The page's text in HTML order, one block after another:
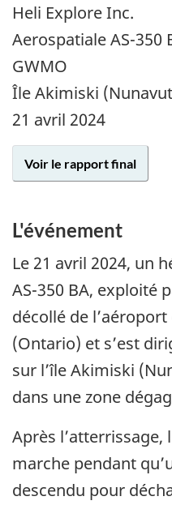
Heli Explore Inc.
Aerospatiale AS-350
GWMO
Île Akimiski
21 avril 2024
Voir le rapport final
L'événement
Le 21 avril 2024, un
AS-350 BA, exploité
décollé de
(Ontario) et s’est
sur l’île Akimiski
dans une zone
Après l’atterrissage,
marche pendant
descendu pour